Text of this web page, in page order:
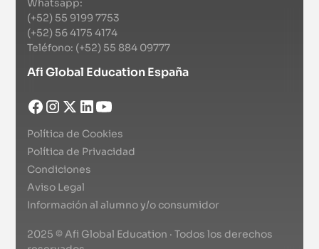
Whatsapp:
(+52) 55 9199 7753
(+52) 56 4175 4174
Teléfono: (+52) 55 884 09777
Afi Global Education España
Política de Cookies
Política de Privacidad
Condiciones
Aviso Legal
Información al alumno y/o consumidor
2025 © Afi Global Education · Todos los derechos